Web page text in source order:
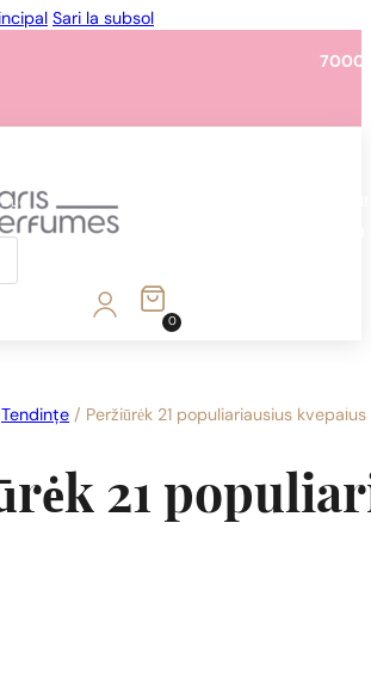
Sari la subsol
7000
0
Tendințe / Peržiūrėk 21 populiariausius
21